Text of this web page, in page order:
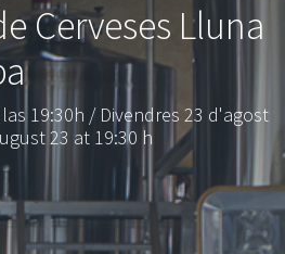
Cerveses Lluna
19:30h / Divendres 23 d'agost
23 at 19:30 h